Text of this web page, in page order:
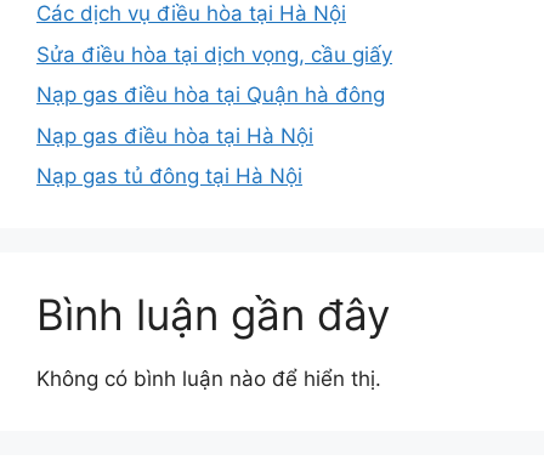
Các dịch vụ điều hòa tại Hà Nội
Sửa điều hòa tại dịch vọng, cầu giấy
Nạp gas điều hòa tại Quận hà đông
Nạp gas điều hòa tại Hà Nội
Nạp gas tủ đông tại Hà Nội
Bình luận gần đây
Không có bình luận nào để hiển thị.